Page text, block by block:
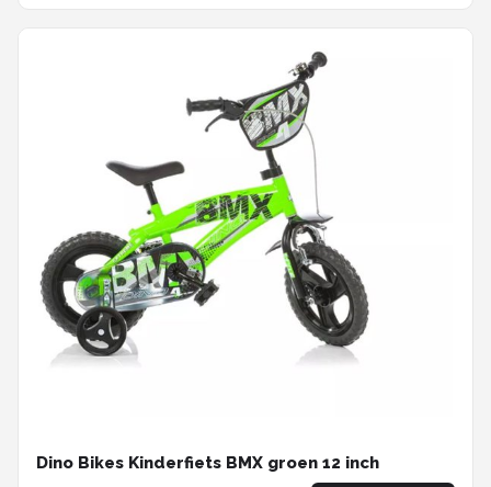
Dino Bikes Kinderfiets BMX groen 12 inch